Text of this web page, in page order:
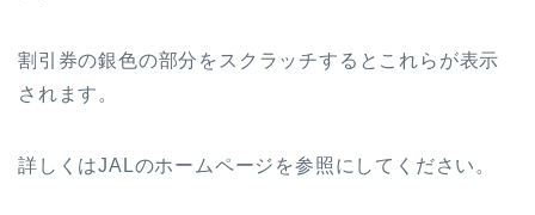
割引券の銀色の部分をスクラッチするとこれらが表示
されます。
詳しくはJALのホームページを参照にしてください。